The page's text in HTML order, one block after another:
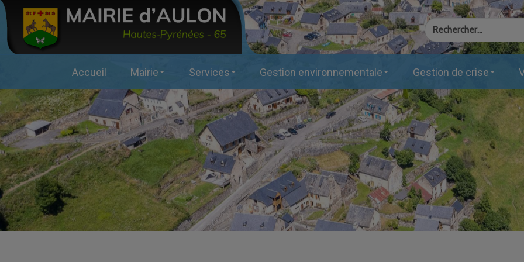
Accueil Mairie Services Gestion environnementale Gestion de crise